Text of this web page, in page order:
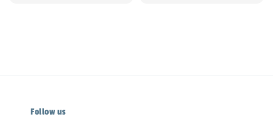
Follow us